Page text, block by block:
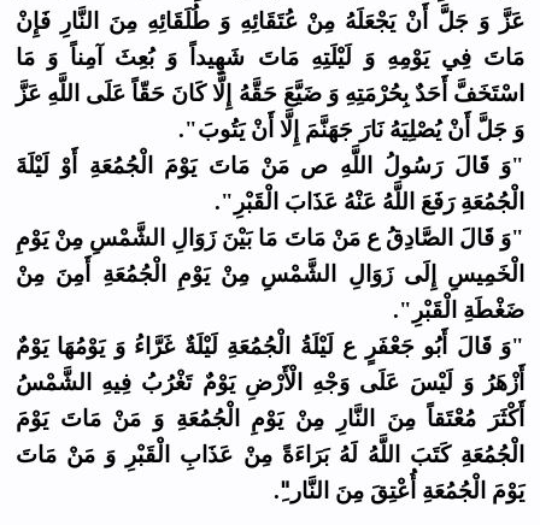
عَزَّ وَ جَلَّ أَنْ يَجْعَلَهُ مِنْ عُتَقَائِهِ وَ طُلَقَائِهِ مِنَ النَّارِ فَإِنْ
مَاتَ فِي يَوْمِهِ وَ لَيْلَتِهِ مَاتَ شَهِيداً وَ بُعِثَ آمِناً وَ مَا
اسْتَخَفَّ أَحَدٌ بِحُرْمَتِهِ وَ ضَيَّعَ حَقَّهُ إِلَّا كَانَ حَقّاً عَلَى اللَّهِ عَزَّ
وَ جَلَّ أَنْ يُصْلِيَهُ نَارَ جَهَنَّمَ إِلَّا أَنْ يَتُوبَ".
"وَ قَالَ رَسُولُ اللَّهِ ص مَنْ مَاتَ يَوْمَ الْجُمُعَةِ أَوْ لَيْلَةَ
الْجُمُعَةِ رَفَعَ اللَّهُ عَنْهُ عَذَابَ الْقَبْرِ".
"وَ قَالَ الصَّادِقُ ع مَنْ مَاتَ مَا بَيْنَ زَوَالِ الشَّمْسِ مِنْ يَوْمِ
الْخَمِيسِ إِلَى زَوَالِ الشَّمْسِ مِنْ يَوْمِ الْجُمُعَةِ أَمِنَ مِنْ
ضَغْطَةِ الْقَبْرِ".
"وَ قَالَ أَبُو جَعْفَرٍ ع لَيْلَةُ الْجُمُعَةِ لَيْلَةٌ غَرَّاءُ وَ يَوْمُهَا يَوْمٌ
أَزْهَرُ وَ لَيْسَ عَلَى وَجْهِ الْأَرْضِ يَوْمٌ تَغْرُبُ فِيهِ الشَّمْسُ
أَكْثَرَ مُعْتَقاً مِنَ النَّارِ مِنْ يَوْمِ الْجُمُعَةِ وَ مَنْ مَاتَ يَوْمَ
الْجُمُعَةِ كَتَبَ اللَّهُ لَهُ بَرَاءَةً مِنْ عَذَابِ الْقَبْرِ وَ مَنْ مَاتَ
يَوْمَ الْجُمُعَةِ أُعْتِقَ مِنَ النَّار"ِ.